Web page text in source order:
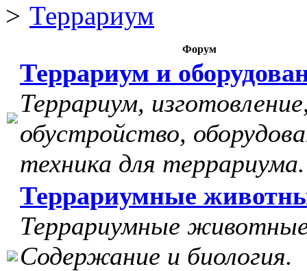
Террариум
Форум
Террариум и
Террариум,
обустройство,
техника для террариума.
Террариумные
Террариумные
Содержание и биология.